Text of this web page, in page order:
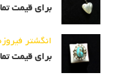
برای قیمت
انگشتر
برای قیمت